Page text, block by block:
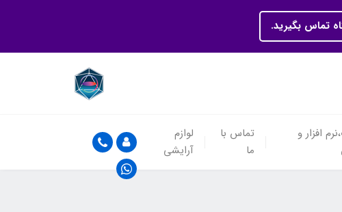
تماس بگیرید.
افزار و
تماس با
ما
لوازم
آرایشی